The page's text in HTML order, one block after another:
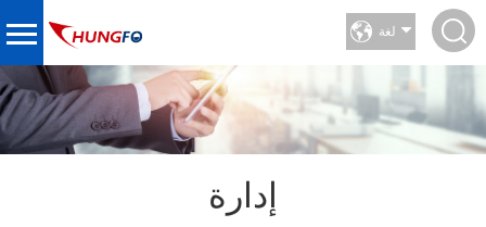
لغة
إدارة